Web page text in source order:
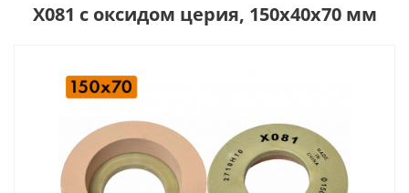
X081 с оксидом церия, 150х40х70 мм